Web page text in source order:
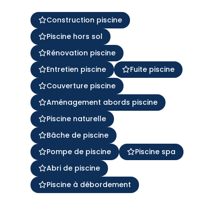
Construction piscine
Piscine hors sol
Rénovation piscine
Entretien piscine
Fuite piscine
Couverture piscine
Aménagement abords piscine
Piscine naturelle
Bâche de piscine
Pompe de piscine
Piscine spa
Abri de piscine
Piscine à débordement